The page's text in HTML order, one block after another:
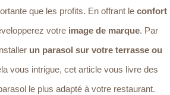
que les profits. En offrant le confort
votre image de marque. Par
un parasol sur votre terrasse ou
vous intrigue, cet article vous livre des
le plus adapté à votre restaurant.